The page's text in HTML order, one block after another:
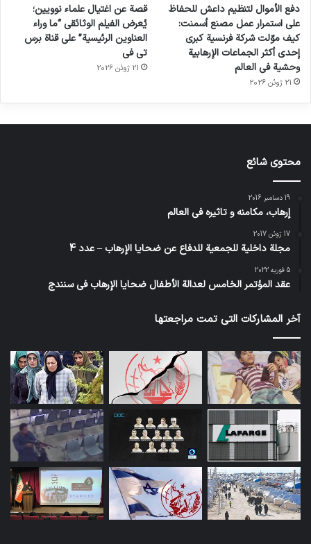
دفع الأموال لتنظيم داعش للحفاظ
على استمرار عمل مصنع أسمنت:
كيف موّلت شركة فرنسية كبرى
إحدى أكثر الجماعات الإرهابية
وحشية في العالم
21 ژوئن 2026
قصة عن اغتيال علماء نوويين؛
يُعرض الفيلم الوثائقي “ما وراء
العناوين الرئيسية” على قناة برس
تي في
21 ژوئن 2026
محتوى شائع
19 دسامبر 2016
إرهاب، مكامنه و تاثيره في العالم
17 ژوئن 2017
مجلة داخلية للجمعية للدفاع عن ضحايا الإرهاب – عدد 4
5 فوریه 2022
عقد المؤتمر الخامس لعدالة الأطفال ضحايا الإرهاب في سنندج
آخر المشاركات التي تمت مراجعتها